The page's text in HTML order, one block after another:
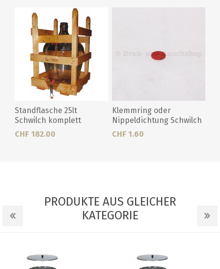
Standflasche 25lt
Schwilch komplett
CHF 182.00
Klemmring oder
Nippeldichtung Schwilch
CHF 1.60
PRODUKTE AUS GLEICHER
KATEGORIE